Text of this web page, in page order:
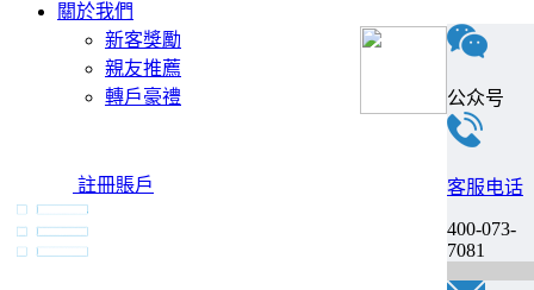
關於我們
新客獎勵
親友推薦
轉戶豪禮
註冊賬戶
公众号
客服电话
400-073-
7081